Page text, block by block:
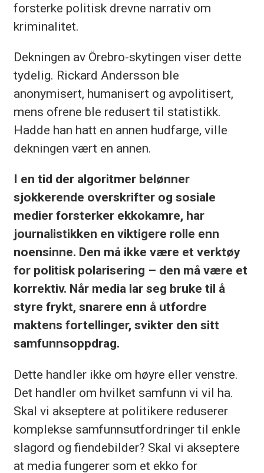
forsterke politisk drevne narrativ om
kriminalitet.
Dekningen av Örebro-skytingen viser dette
tydelig. Rickard Andersson ble
anonymisert, humanisert og avpolitisert,
mens ofrene ble redusert til statistikk.
Hadde han hatt en annen hudfarge, ville
dekningen vært en annen.
I en tid der algoritmer belønner
sjokkerende overskrifter og sosiale
medier forsterker ekkokamre, har
journalistikken en viktigere rolle enn
noensinne. Den må ikke være et verktøy
for politisk polarisering – den må være et
korrektiv. Når media lar seg bruke til å
styre frykt, snarere enn å utfordre
maktens fortellinger, svikter den sitt
samfunnsoppdrag.
Dette handler ikke om høyre eller venstre.
Det handler om hvilket samfunn vi vil ha.
Skal vi akseptere at politikere reduserer
komplekse samfunnsutfordringer til enkle
slagord og fiendebilder? Skal vi akseptere
at media fungerer som et ekko for